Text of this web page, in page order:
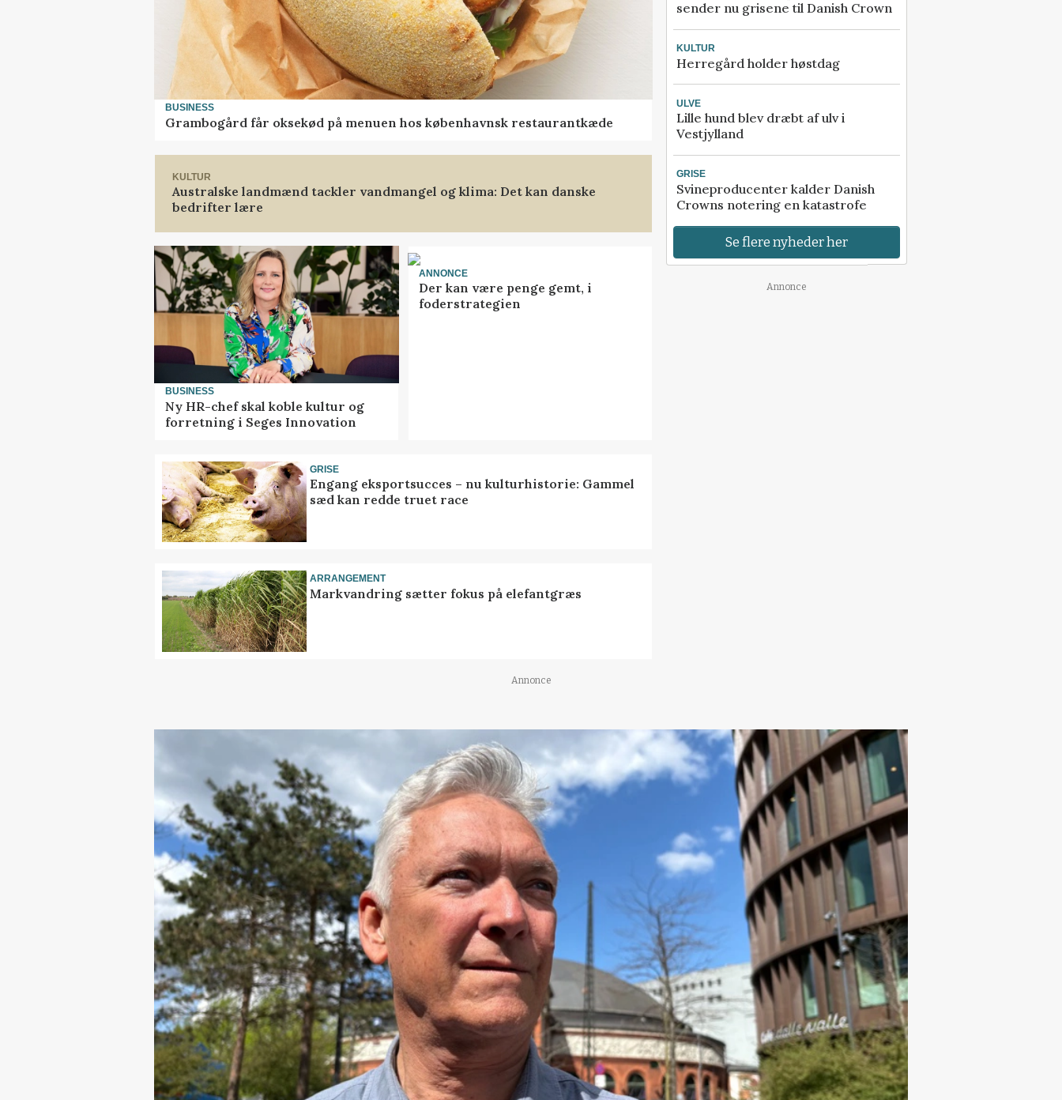
BUSINESS
Grambogård får oksekød på menuen hos københavnsk restaurantkæde
KULTUR
Australske landmænd tackler vandmangel og klima: Det kan danske
bedrifter lære
BUSINESS
Ny HR-chef skal koble kultur og
forretning i Seges Innovation
ANNONCE
Der kan være penge gemt, i
foderstrategien
GRISE
Engang eksportsucces – nu kulturhistorie: Gammel
sæd kan redde truet race
ARRANGEMENT
Markvandring sætter fokus på elefantgræs
sender nu grisene til Danish Crown
KULTUR
Herregård holder høstdag
ULVE
Lille hund blev dræbt af ulv i
Vestjylland
GRISE
Svineproducenter kalder Danish
Crowns notering en katastrofe
Se flere nyheder her
Annonce
Annonce